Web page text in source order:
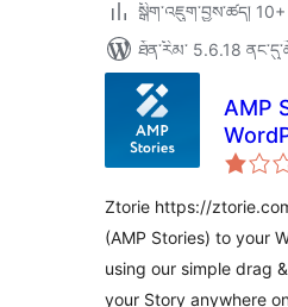
སྒྲིག་འཇུག་བྱས་ཚད། 10+
ཐོན་རིམ་ 5.6.18
AMP
Ztorie
Ztorie https://
(AMP Stories) to your
using our simple drag
your Story anywhere